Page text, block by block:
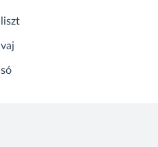
liszt
vaj
só